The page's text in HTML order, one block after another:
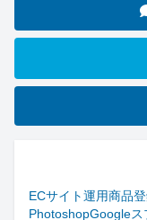
ECサイト運用商品
PhotoshopGoogleス